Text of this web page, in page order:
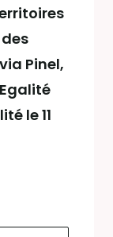
Pinel,
le 11